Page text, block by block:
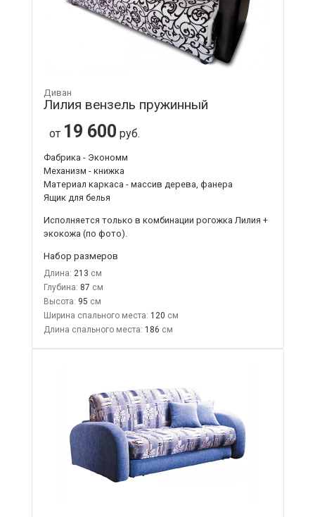
Диван
Лилия вензель пружинный
от 19 600 руб.
Фабрика - Экономм
Механизм - книжка
Материал каркаса - массив дерева, фанера
Ящик для белья
Исполняется только в комбинации рогожка Лилия +
экокожа (по фото).
Набор размеров
Длина: 213
Глубина: 87
Высота: 95
Ширина спального места: 120
Длина спального места: 186